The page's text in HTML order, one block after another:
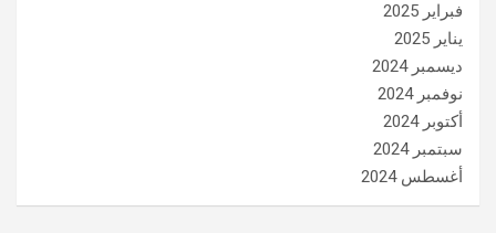
فبراير 2025
يناير 2025
ديسمبر 2024
نوفمبر 2024
أكتوبر 2024
سبتمبر 2024
أغسطس 2024